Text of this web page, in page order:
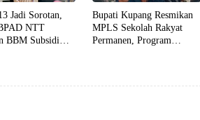
Jadi Sorotan,
NTT
BBM Subsidi
Bupati Kupang Resmikan
MPLS Sekolah Rakyat
Permanen, Program